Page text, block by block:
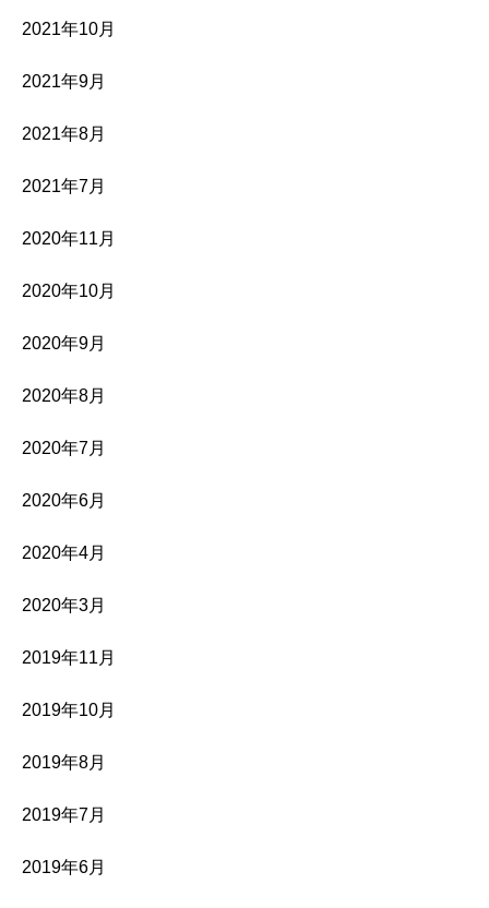
2021年10月
2021年9月
2021年8月
2021年7月
2020年11月
2020年10月
2020年9月
2020年8月
2020年7月
2020年6月
2020年4月
2020年3月
2019年11月
2019年10月
2019年8月
2019年7月
2019年6月